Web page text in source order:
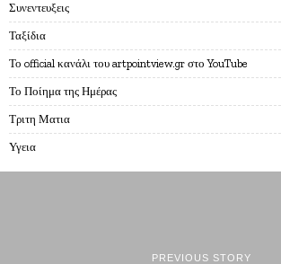
Συνεντευξεις
Ταξίδια
Το official κανάλι του artpointview.gr στο YouTube
Το Ποίημα της Ημέρας
Τριτη Ματια
Υγεια
PREVIOUS STORY